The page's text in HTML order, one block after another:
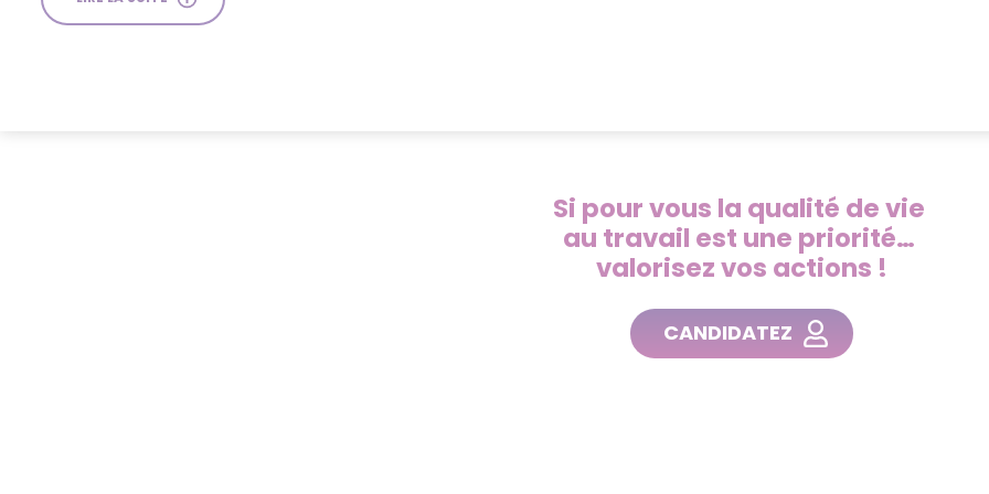
Si pour vous la qualité de vie
au travail est une priorité…
valorisez vos actions !
CANDIDATEZ